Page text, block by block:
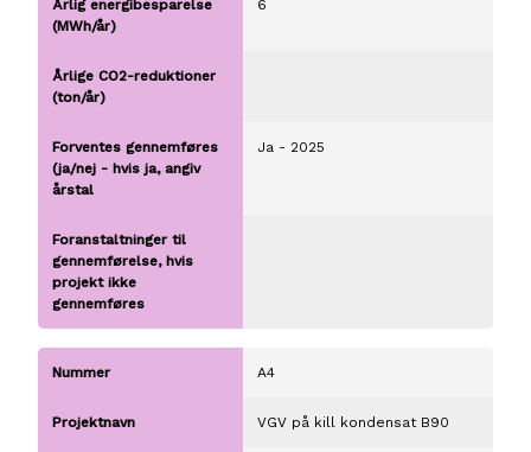
6
Ja - 2025
A4
VGV på kill kondensat B90